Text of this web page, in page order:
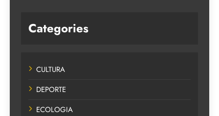
Categories
CULTURA
DEPORTE
ECOLOGIA